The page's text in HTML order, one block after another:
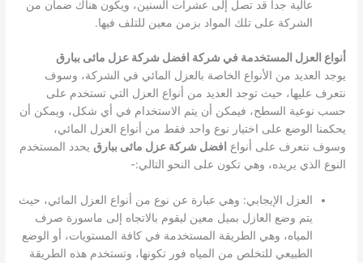
عالية جداً قد تصل إلى عشرات السنين، ويكون هناك ضمان من
الشركة على تلك المواد بزمن معين للتلف فيها.
أنواع العزل المستخدمة في شركة افضل شركة عزل مائى ببارق
يوجد العديد من الأنواع الخاصة بالعزل المائي في الشركة، وسوف
نتعرف عليها، حيث توجد العديد من أنواع العزل التي تستخدم على
حسب نوعية السطح، فيمكن أن يتم الاستخدام في أي شكل، ويمكن أن
يحكمنا الوضع على اختيار نوع واحد فقط من أنواع العزل المائي،
وسوف نتعرف على أنواع افضل شركة عزل مائى ببارق يحدد المستخدم
النوع الذي يريده، وهي تكون على النحو التالي:-
العزل الإيجابي: وهي عبارة عن نوع من أنواع العزل المائي، حيث
يتم وضع العازل بميل معين ليقوم بالاتجاه إلى ماسورة صرف
المياه، وهي الطريقة المستخدمة في كافة المستويات، أو الوضع
الطبيعي للتخلص من المياه فور تكونها، وتستخدم هذه الطريقة